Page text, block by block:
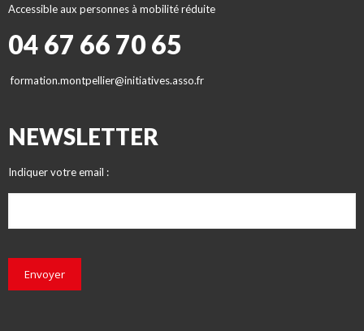
Accessible aux personnes à mobilité réduite
04 67 66 70 65
formation.montpellier@initiatives.asso.fr
NEWSLETTER
Indiquer votre email :
Envoyer